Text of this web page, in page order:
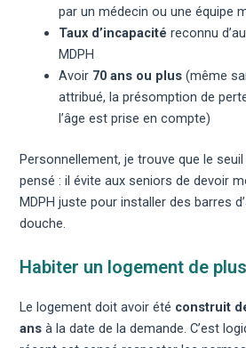
par un médecin ou une équipe
Taux d’incapacité reconnu
MDPH
Avoir 70 ans ou plus (même
attribué, la présomption de
l’âge est prise en compte)
Personnellement, je trouve que le
pensé : il évite aux seniors de devoir
MDPH juste pour installer des barres
douche.
Habiter un logement de
Le logement doit avoir été construit
ans à la date de la demande. C’est